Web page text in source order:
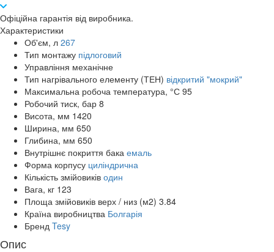
Офіційна гарантія від виробника.
Характеристики
Об'єм, л 267
Тип монтажу підлоговий
Управління механічне
Тип нагрівального елементу (ТЕН) відкритий "мокрий"
Максимальна робоча температура, °С 95
Робочий тиск, бар 8
Висота, мм 1420
Ширина, мм 650
Глибина, мм 650
Внутрішнє покриття бака емаль
Форма корпусу циліндрична
Кількість змійовиків один
Вага, кг 123
Площа змійовиків верх / низ (м2) 3.84
Країна виробництва Болгарія
Бренд Tesy
Опис